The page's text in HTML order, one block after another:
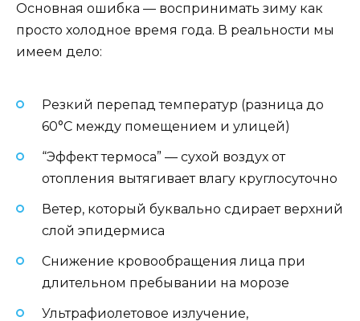
Основная ошибка — воспринимать зиму как
просто холодное время года. В реальности мы
имеем дело:
Резкий перепад температур (разница до
60°C между помещением и улицей)
“Эффект термоса” — сухой воздух от
отопления вытягивает влагу круглосуточно
Ветер, который буквально сдирает верхний
слой эпидермиса
Снижение кровообращения лица при
длительном пребывании на морозе
Ультрафиолетовое излучение,